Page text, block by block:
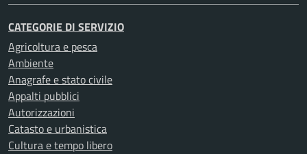
CATEGORIE DI SERVIZIO
Agricoltura e pesca
Ambiente
Anagrafe e stato civile
Appalti pubblici
Autorizzazioni
Catasto e urbanistica
Cultura e tempo libero